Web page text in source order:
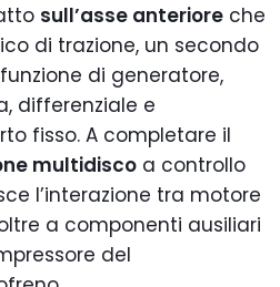
sull’asse anteriore che
di trazione, un secondo
di generatore,
differenziale e
fisso. A completare il
multidisco a controllo
l’interazione tra motore
a componenti ausiliari
del